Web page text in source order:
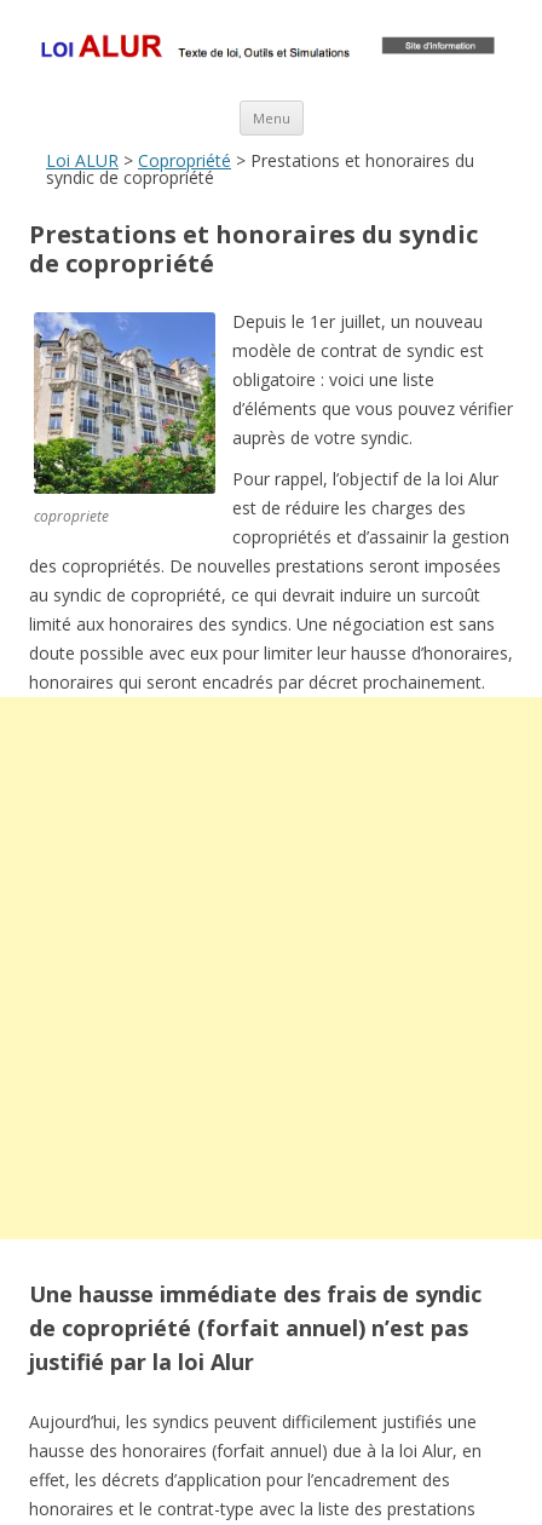
Loi ALUR
ALUR
Menu Aller au contenu principal
Loi ALUR > Copropriété > Prestations et honoraires du
syndic de copropriété
Prestations et honoraires du syndic
de copropriété
copropriete
Depuis le 1er juillet, un nouveau
modèle de contrat de syndic est
obligatoire : voici une liste
d’éléments que vous pouvez vérifier
auprès de votre syndic.
Pour rappel, l’objectif de la loi Alur
est de réduire les charges des
copropriétés et d’assainir la gestion
des copropriétés. De nouvelles prestations seront imposées
au syndic de copropriété, ce qui devrait induire un surcoût
limité aux honoraires des syndics. Une négociation est sans
doute possible avec eux pour limiter leur hausse d’honoraires,
honoraires qui seront encadrés par décret prochainement.
Une hausse immédiate des frais de syndic
de copropriété (forfait annuel) n’est pas
justifié par la loi Alur
Aujourd’hui, les syndics peuvent difficilement justifiés une
hausse des honoraires (forfait annuel) due à la loi Alur, en
effet, les décrets d’application pour l’encadrement des
honoraires et le contrat-type avec la liste des prestations